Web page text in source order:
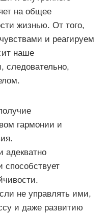
на общее
жизнью. От того,
и реагируем
наше
следовательно,
гармонии и
адекватно
способствует
не управлять ими,
и даже развитию